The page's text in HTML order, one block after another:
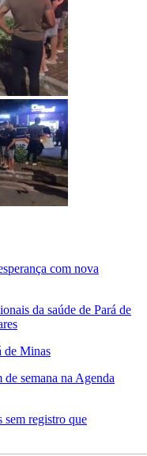
com nova
da saúde de Pará de
de Minas
semana na Agenda
registro que